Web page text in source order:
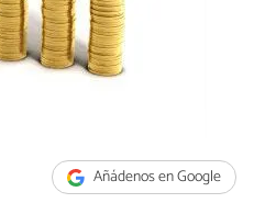
Añádenos en Google